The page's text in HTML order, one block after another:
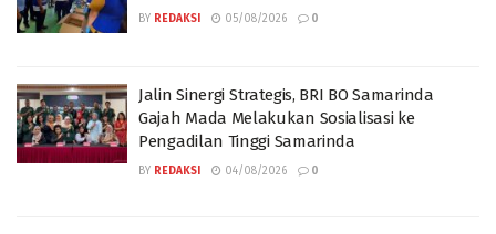
BY REDAKSI 05/08/2026 0
Jalin Sinergi Strategis, BRI BO Samarinda
Gajah Mada Melakukan Sosialisasi ke
Pengadilan Tinggi Samarinda
BY REDAKSI 04/08/2026 0